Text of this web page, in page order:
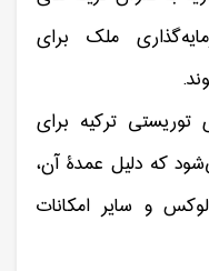
ملک برای
ترکیه برای
که دلیل عمدۀ آن،
و سایر امکانات